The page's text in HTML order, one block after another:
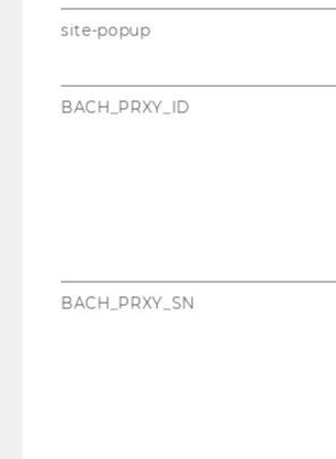
Von 4. bis 18. De­zem­ber
18 Uhr) fin­det zum
markt am Cam­pus WU
klei­ner Win­ter­zau­ber mit­ten am
ein­la­dend.
einem Hä­ferl Punsch oder
Spei­sen lässt sich die
gut ge­nie­ßen. In den lie­be­voll
hand­ge­fer­tig­te
4. bis 18. De­zem­ber, zwi­schen 14
dem Ge­bäu­de LC, Cam­pus WU
site-popup
BACH_PRXY_ID
BACH_PRXY_SN